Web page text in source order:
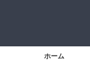
ホーム